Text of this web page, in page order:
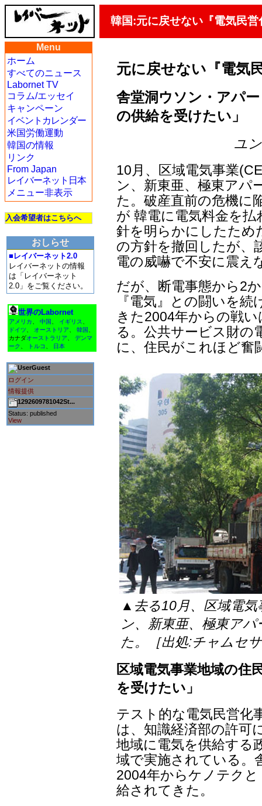
韓国:元に戻せない『電気民営
Menu
ホーム
すべてのニュース
Labornet TV
コラム/エッセイ
キャンペーン
イベントカレンダー
米国労働運動
韓国の情報
リンク
From Japan
レイバーネット日本
メニュー非表示
入会希望者はこちらへ
おしらせ
■レイバーネット2.0
レイバーネットの情報
は「レイバーネット
2.0」をご覧ください。
世界のLabornet
アメリカ 中国 イギリス
ドイツ
オーストリア 韓国
カナダオーストラリア
デンマ
ーク
トルコ 日本
Guest
ログイン
情報提供
1292609781042St...
Status: published
View
元に戻せない『電気
舎堂洞ウソン・アパ
の供給を受けたい」
ユ
10月、区域電気事業
ン、新東亜、極東アパ
た。破産直前の危機に
が 韓電に電気料金を
針を明らかにしたため
の方針を撤回したが、
電の威嚇で不安に震え
だが、断電事態から2
『電気』との闘いを
きた2004年からの戦
る。公共サービス財の
に、住民がこれほど奮
▲去る10月、区域電気
ン、新東亜、極東ア
た。［出処:チャムセ
区域電気事業地域の住
を受けたい」
テスト的な電気民営化
は、知識経済部の許可
地域に電気を供給する
域で実施されている。
2004年からケノテク
給されてきた。